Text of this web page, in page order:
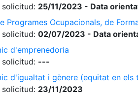
solicitud: 25/11/2023 - Data
Programes Ocupacionals, de
solicitud: 02/07/2023 - Data
d'emprenedoria
solicitud: ---
d'igualtat i gènere (equitat en els
solicitud: 23/11/2023